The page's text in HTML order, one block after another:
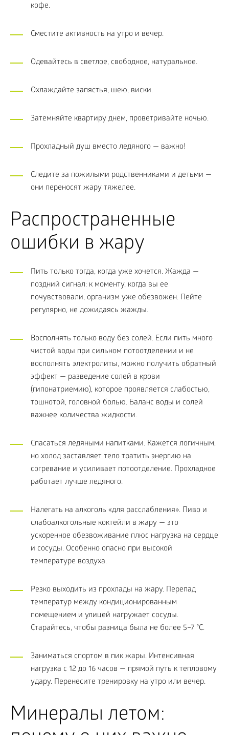
кофе.
Сместите активность на утро и вечер.
Одевайтесь в светлое, свободное, натуральное.
Охлаждайте запястья, шею, виски.
Затемняйте квартиру днем, проветривайте ночью.
Прохладный душ вместо ледяного — важно!
Следите за пожилыми родственниками и детьми —
они переносят жару тяжелее.
Распространенные
ошибки в жару
Пить только тогда, когда уже хочется. Жажда —
поздний сигнал: к моменту, когда вы ее
почувствовали, организм уже обезвожен. Пейте
регулярно, не дожидаясь жажды.
Восполнять только воду без солей. Если пить много
чистой воды при сильном потоотделении и не
восполнять электролиты, можно получить обратный
эффект — разведение солей в крови
(гипонатриемию), которое проявляется слабостью,
тошнотой, головной болью. Баланс воды и солей
важнее количества жидкости.
Спасаться ледяными напитками. Кажется логичным,
но холод заставляет тело тратить энергию на
согревание и усиливает потоотделение. Прохладное
работает лучше ледяного.
Налегать на алкоголь «для расслабления». Пиво и
слабоалкогольные коктейли в жару — это
ускоренное обезвоживание плюс нагрузка на сердце
и сосуды. Особенно опасно при высокой
температуре воздуха.
Резко выходить из прохлады на жару. Перепад
температур между кондиционированным
помещением и улицей нагружает сосуды.
Старайтесь, чтобы разница была не более 5–7 °C.
Заниматься спортом в пик жары. Интенсивная
нагрузка с 12 до 16 часов — прямой путь к тепловому
удару. Перенесите тренировку на утро или вечер.
Минералы летом: